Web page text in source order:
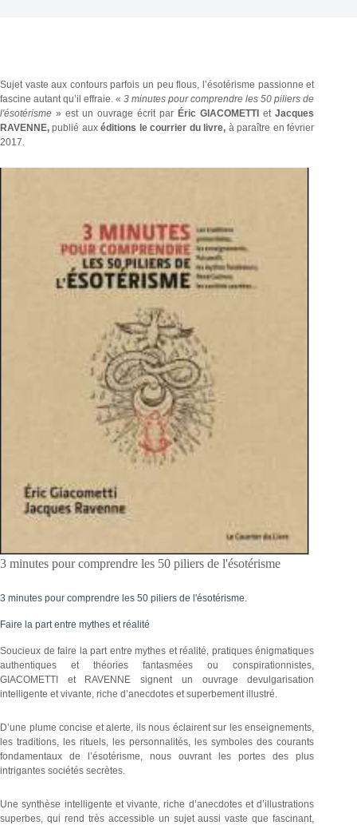
Sujet vaste aux contours parfois un peu flous, l’ésotérisme passionne et
fascine autant qu’il effraie. «3 minutes pour comprendre les 50 piliers de
l'ésotérisme » est un ouvrage écrit par Éric GIACOMETTIetJacques
RAVENNE,publié auxéditions le courrier du livre, à paraître en février
2017.
3 minutes pour comprendre les 50 piliers de l'ésotérisme
3 minutes pour comprendre les 50 piliers de l'ésotérisme.
Faire la part entre mythes et réalité
Soucieux de faire la part entre mythes et réalité, pratiques énigmatiques
authentiques et théories fantasmées ou conspirationnistes,
GIACOMETTI et RAVENNE signent un ouvrage devulgarisation
intelligente et vivante, riche d’anecdotes et superbement illustré.
D’une plume concise et alerte, ils nous éclairent sur les enseignements,
les traditions, les rituels, les personnalités, les symboles des courants
fondamentaux de l’ésotérisme, nous ouvrant les portes des plus
intrigantes sociétés secrètes.
Une synthèse intelligente et vivante, riche d’anecdotes et d’illustrations
superbes, qui rend très accessible un sujet aussi vaste que fascinant,